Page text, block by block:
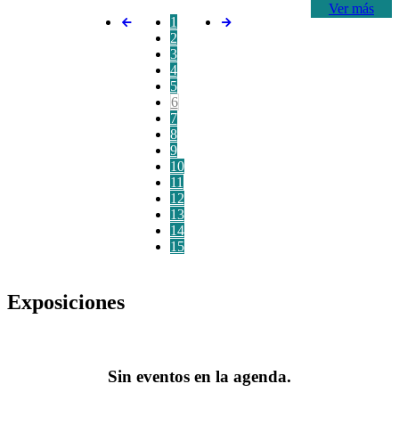
Ver más
1
2
3
4
5
6
7
8
9
10
11
12
13
14
15
Exposiciones
Sin eventos en la agenda.